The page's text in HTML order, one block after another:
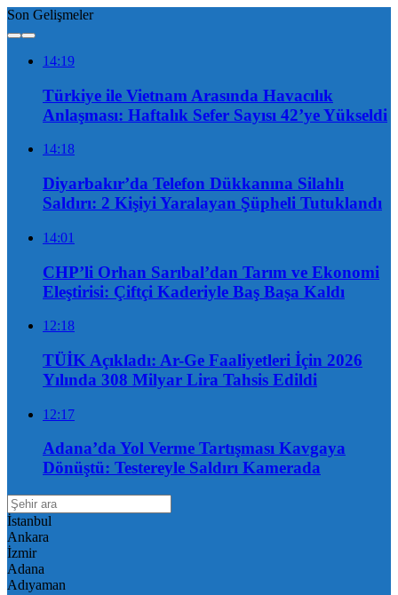
Son Gelişmeler
14:19
Türkiye ile Vietnam Arasında Havacılık
Anlaşması: Haftalık Sefer Sayısı 42’ye Yükseldi
14:18
Diyarbakır’da Telefon Dükkanına Silahlı
Saldırı: 2 Kişiyi Yaralayan Şüpheli Tutuklandı
14:01
CHP’li Orhan Sarıbal’dan Tarım ve Ekonomi
Eleştirisi: Çiftçi Kaderiyle Baş Başa Kaldı
12:18
TÜİK Açıkladı: Ar-Ge Faaliyetleri İçin 2026
Yılında 308 Milyar Lira Tahsis Edildi
12:17
Adana’da Yol Verme Tartışması Kavgaya
Dönüştü: Testereyle Saldırı Kamerada
İstanbul
Ankara
İzmir
Adana
Adıyaman